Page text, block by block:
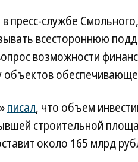
пресс-службе
всестороннюю
возможности
объектов
писал, что объем
строительной
около 165 млрд